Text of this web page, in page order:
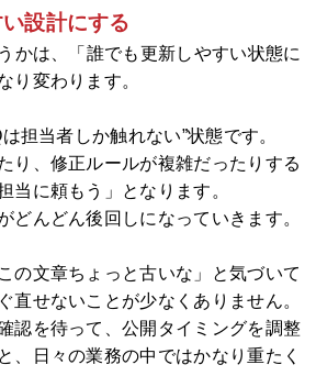
設計にする
かは、「誰でも更新しやすい状態に
り変わります。
担当者しか触れない”状態です。
り、修正ルールが複雑だったりする
当に頼もう」となります。
どんどん後回しになっていきます。
の文章ちょっと古いな」と気づいて
直せないことが少なくありません。
認を待って、公開タイミングを調整
、日々の業務の中ではかなり重たく